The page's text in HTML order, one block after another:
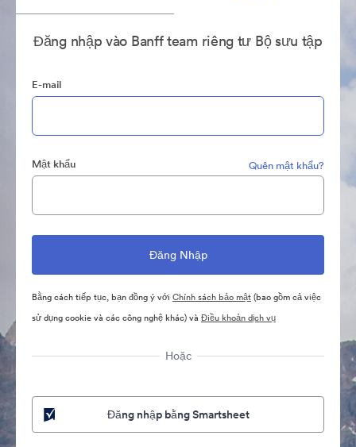
Đăng nhập vào Banff team riêng tư Bộ sưu tập
E-mail
Mật khẩu Quên mật khẩu?
Bằng cách tiếp tục, bạn đồng ý với Chính sách bảo mật(bao gồm cả việc
sử dụng cookie và các công nghệ khác) và Điều khoản dịch vụ
Hoặc
Đăng nhập bằng Smartsheet